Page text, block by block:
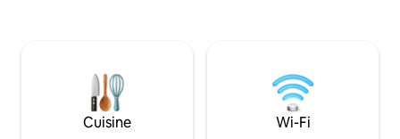
privée avec des jeux de jardin, un endroit
paisible, une cabane, un barbecue, une
terrasse ensoleillée avec une causeuse,
très calme, une rue sans issue, à
véranda ou
confortable près
l'intérieur. Du
fourni sur place,
Cuisine Wi-Fi